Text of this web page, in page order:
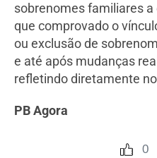
sobrenomes familiares
que comprovado o
ou exclusão de
e até após mudanças
refletindo diretamente
PB Agora
0